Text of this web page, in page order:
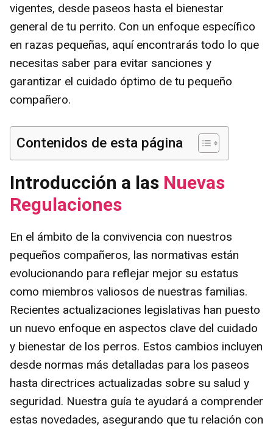
vigentes, desde paseos hasta el bienestar
general de tu perrito. Con un enfoque específico
en razas pequeñas, aquí encontrarás todo lo que
necesitas saber para evitar sanciones y
garantizar el cuidado óptimo de tu pequeño
compañero.
Contenidos de esta página
Introducción a las Nuevas
Regulaciones
En el ámbito de la convivencia con nuestros
pequeños compañeros, las normativas están
evolucionando para reflejar mejor su estatus
como miembros valiosos de nuestras familias.
Recientes actualizaciones legislativas han puesto
un nuevo enfoque en aspectos clave del cuidado
y bienestar de los perros. Estos cambios incluyen
desde normas más detalladas para los paseos
hasta directrices actualizadas sobre su salud y
seguridad. Nuestra guía te ayudará a comprender
estas novedades, asegurando que tu relación con